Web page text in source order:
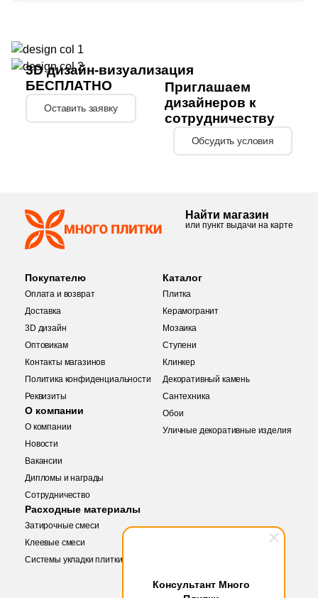
Консультант Много
3D дизайн-визуализация
БЕСПЛАТНО
Оставить заявку
Приглашаем
дизайнеров к
сотрудничеству
Обсудить условия
Купить в 1 клик
Заявка на бесплатный 3D дизайн
Обратная связь
Найти магазин
или пункт выдачи на карте
Покупателю
Оплата и возврат
Доставка
3D дизайн
Оптовикам
Контакты магазинов
Политика конфиденциальности
Реквизиты
О компании
О компании
Новости
Вакансии
Дипломы и награды
Сотрудничество
Расходные материалы
Затирочные смеси
Клеевые смеси
Системы укладки плитки
Каталог
Плитка
Керамогранит
Мозаика
Ступени
Клинкер
Декоративный камень
Сантехника
Обои
Уличные декоративные изделия